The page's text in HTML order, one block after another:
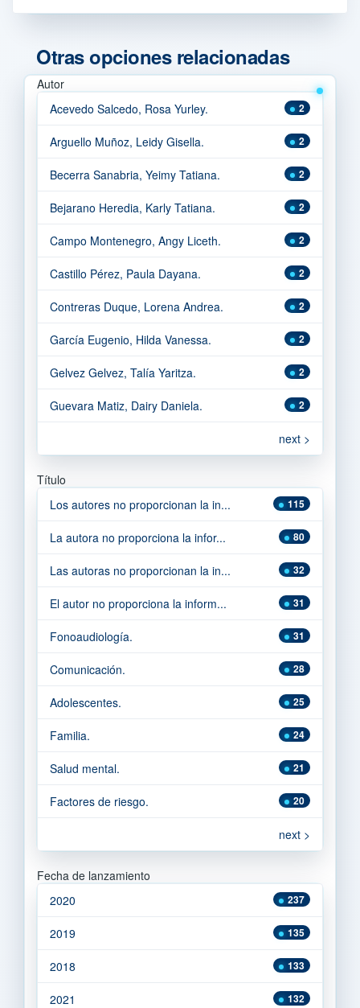
Otras opciones relacionadas
Autor
2
Acevedo Salcedo, Rosa Yurley.
2
Arguello Muñoz, Leidy Gisella.
2
Becerra Sanabria, Yeimy Tatiana.
2
Bejarano Heredia, Karly Tatiana.
2
Campo Montenegro, Angy Liceth.
2
Castillo Pérez, Paula Dayana.
2
Contreras Duque, Lorena Andrea.
2
García Eugenio, Hilda Vanessa.
2
Gelvez Gelvez, Talía Yaritza.
2
Guevara Matiz, Dairy Daniela.
next >
Título
115
Los autores no proporcionan la in...
80
La autora no proporciona la infor...
32
Las autoras no proporcionan la in...
31
El autor no proporciona la inform...
31
Fonoaudiología.
28
Comunicación.
25
Adolescentes.
24
Familia.
21
Salud mental.
20
Factores de riesgo.
next >
Fecha de lanzamiento
237
2020
135
2019
133
2018
132
2021